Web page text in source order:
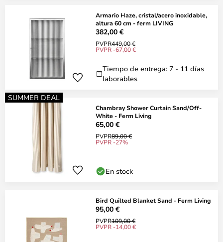
Armario Haze, cristal/acero inoxidable,
altura 60 cm - ferm LIVING
382,00 €
PVPR449,00 €
PVPR -67,00 €
Tiempo de entrega: 7 - 11 días
laborables
SUMMER DEAL
Chambray Shower Curtain Sand/Off-
White - Ferm Living
65,00 €
PVPR89,00 €
PVPR -27%
En stock
Bird Quilted Blanket Sand - Ferm Living
95,00 €
PVPR109,00 €
PVPR -14,00 €